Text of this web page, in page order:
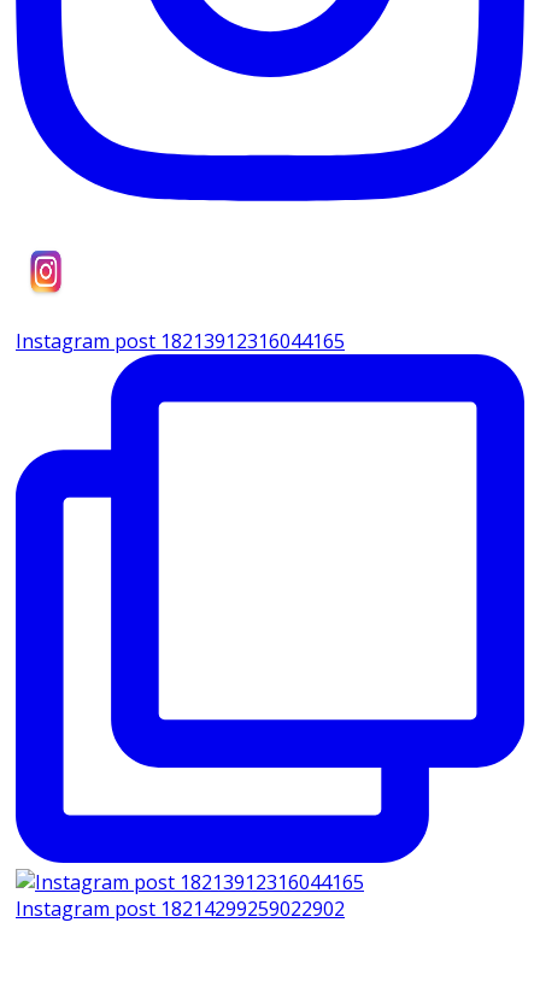
Instagram post 18213912316044165
Instagram post 18214299259022902